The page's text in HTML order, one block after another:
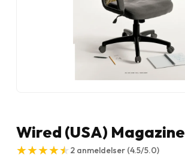
Wired (USA) Magazine
★
★★
★★
★★
★★
★2 anmeldelser (4.5/5.0)